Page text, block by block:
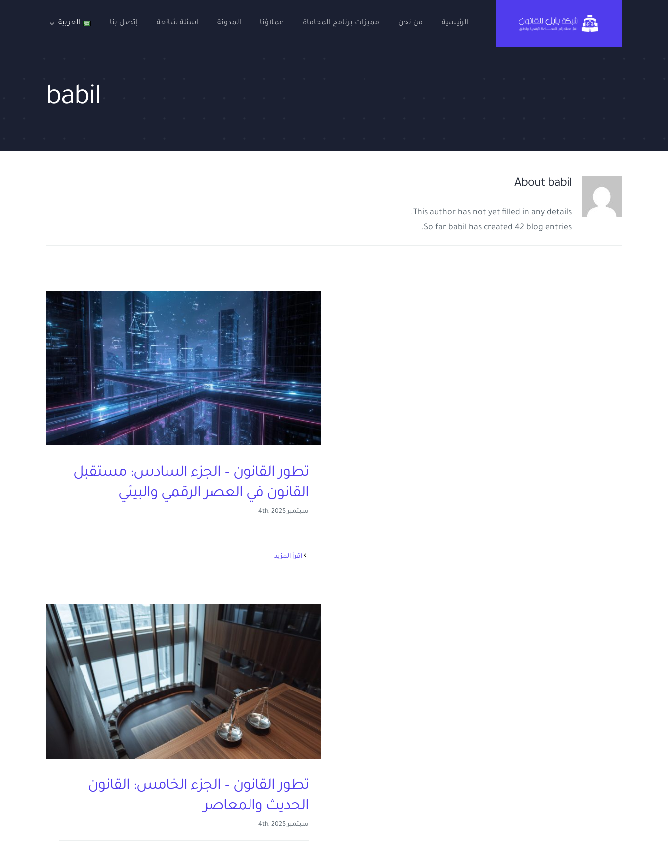
الرئيسية من نحن مميزات برنامج المحاماة عملاؤنا المدونة اسئلة شائعة إتصل بنا العربية
babil
About babil
This author has not yet filled in any details.
So far babil has created 42 blog entries.
تطور القانون – الجزء السادس: مستقبل
القانون في العصر الرقمي والبيئي
سبتمبر 4th, 2025
تطور القانون – الجزء الخامس: القانون
الحديث والمعاصر
سبتمبر 4th, 2025